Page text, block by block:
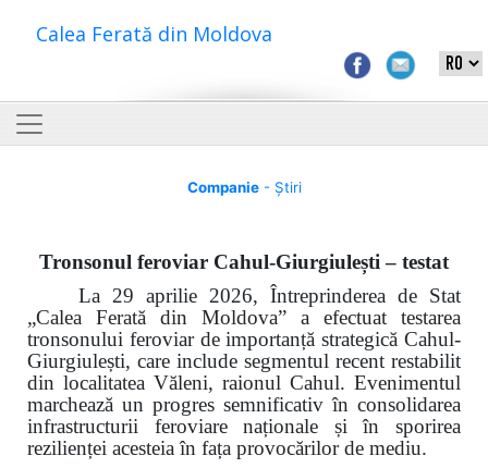
Calea Ferată din Moldova
Companie- Știri
Tronsonul feroviar Cahul-Giurgiulești – testat
La 29 aprilie 2026, Întreprinderea de Stat
„Calea Ferată din Moldova” a efectuat testarea
tronsonului feroviar de importanță strategică Cahul-
Giurgiulești, care include segmentul recent restabilit
din localitatea Văleni, raionul Cahul. Evenimentul
marchează un progres semnificativ în consolidarea
infrastructurii feroviare naționale și în sporirea
rezilienței acesteia în fața provocărilor de mediu.